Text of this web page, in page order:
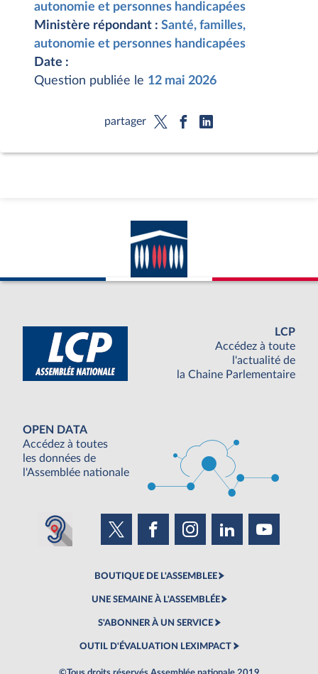
autonomie et personnes handicapées
Ministère répondant : Santé, familles,
autonomie et personnes handicapées
Date :
Question publiée le 12 mai 2026
partager
LCP
Accédez à toute
l'actualité de
la Chaine Parlementaire
OPEN DATA
Accédez à toutes
les données de
l'Assemblée nationale
BOUTIQUE DE L'ASSEMBLEE
UNE SEMAINE À L'ASSEMBLÉE
S'ABONNER À UN SERVICE
OUTIL D'ÉVALUATION LEXIMPACT